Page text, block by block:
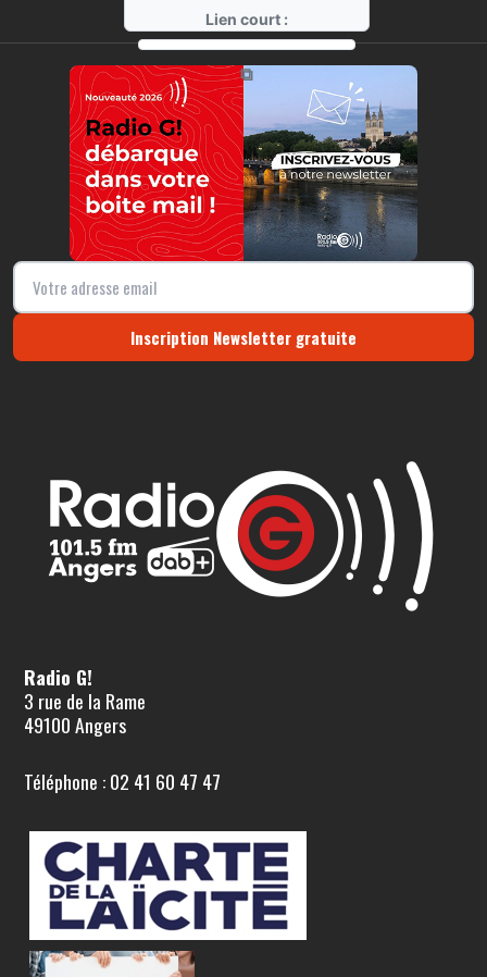
Lien court :
https://radio-g.fr?15871
⧉
Inscription Newsletter gratuite
Radio G!
3 rue de la Rame
49100 Angers
Téléphone : 02 41 60 47 47